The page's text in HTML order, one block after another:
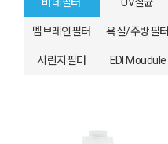
비데필터 UV살균
멤브레인필터 욕실/주방필터
시린지필터 EDI Moudule